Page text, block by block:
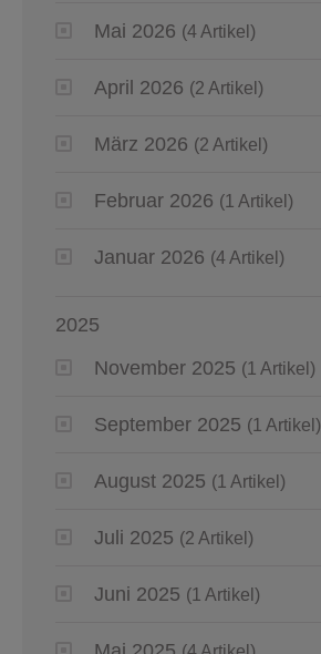
Mai 2026 (4 Artikel)
April 2026 (2 Artikel)
März 2026 (2 Artikel)
Februar 2026 (1 Artikel)
Januar 2026 (4 Artikel)
2025
November 2025 (1 Artikel)
September 2025 (1 Artikel)
August 2025 (1 Artikel)
Juli 2025 (2 Artikel)
Juni 2025 (1 Artikel)